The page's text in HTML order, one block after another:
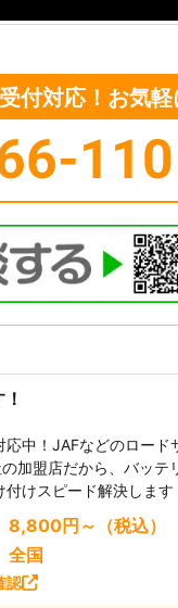
付対応！お気
110
応中！JAFなどのロード
加盟店だから、バッテ
けスピード解決します
8,800円～（税込）
全国
認